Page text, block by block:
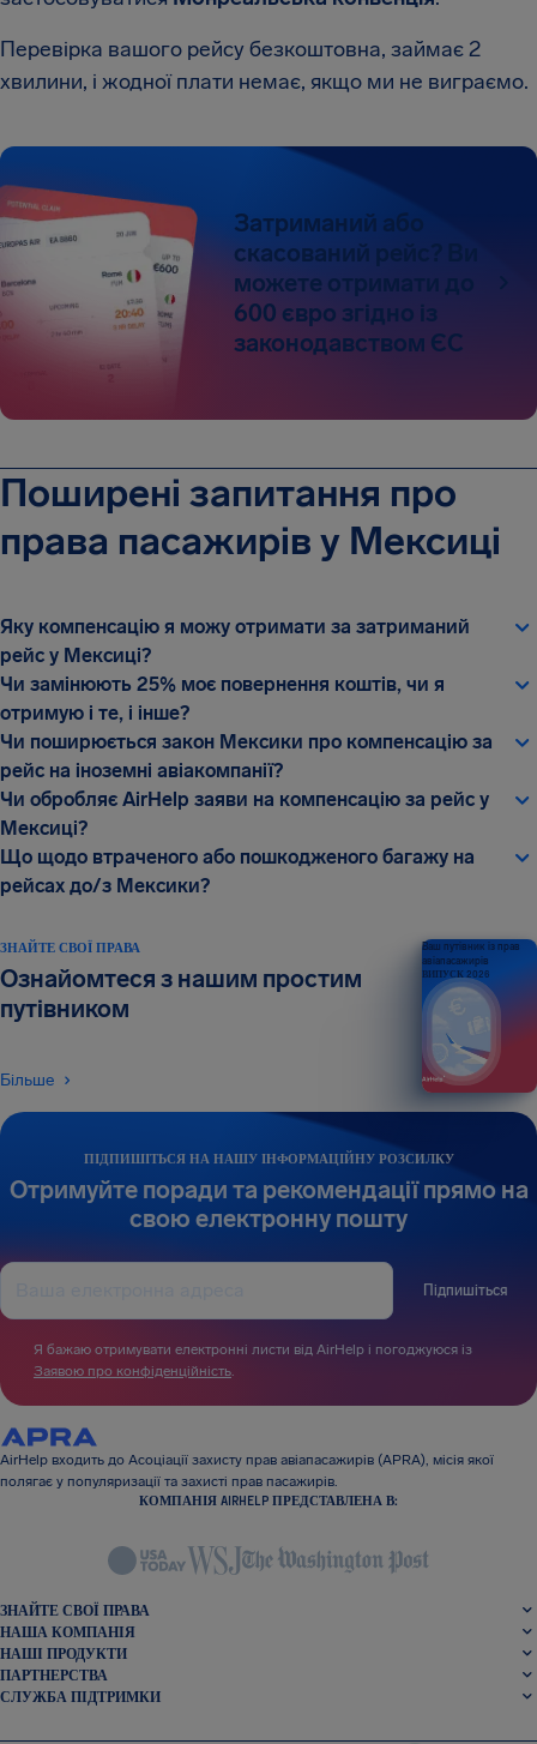
Перевірка вашого рейсу безкоштовна, займає 2
хвилини, і жодної плати немає, якщо ми не виграємо.
Затриманий або
скасований рейс? Ви
можете отримати до
600 євро згідно із
законодавством ЄС
Поширені запитання про
права пасажирів у Мексиці
Яку компенсацію я можу отримати за затриманий
рейс у Мексиці?
Чи замінюють 25% моє повернення коштів, чи я
отримую і те, і інше?
Чи поширюється закон Мексики про компенсацію за
рейс на іноземні авіакомпанії?
Чи обробляє AirHelp заяви на компенсацію за рейс у
Мексиці?
Що щодо втраченого або пошкодженого багажу на
рейсах до/з Мексики?
ПІДПИШІТЬСЯ НА НАШУ ІНФОРМАЦІЙНУ РОЗСИЛКУ
Отримуйте поради та рекомендації прямо на
свою електронну пошту
Підпишіться
Я бажаю отримувати електронні листи від AirHelp і погоджуюся із
Заявою про конфіденційність.
ЗНАЙТЕ СВОЇ ПРАВА
Ознайомтеся з нашим простим
путівником
Більше
Ваш путівник із прав
авіапасажирів
ВИПУСК 2026
AirHelp входить до Асоціації захисту прав авіапасажирів (APRA), місія якої
полягає у популяризації та захисті прав пасажирів.
КОМПАНІЯ AIRHELP ПРЕДСТАВЛЕНА В:
ЗНАЙТЕ СВОЇ ПРАВА
НАША КОМПАНІЯ
НАШІ ПРОДУКТИ
ПАРТНЕРСТВА
СЛУЖБА ПІДТРИМКИ